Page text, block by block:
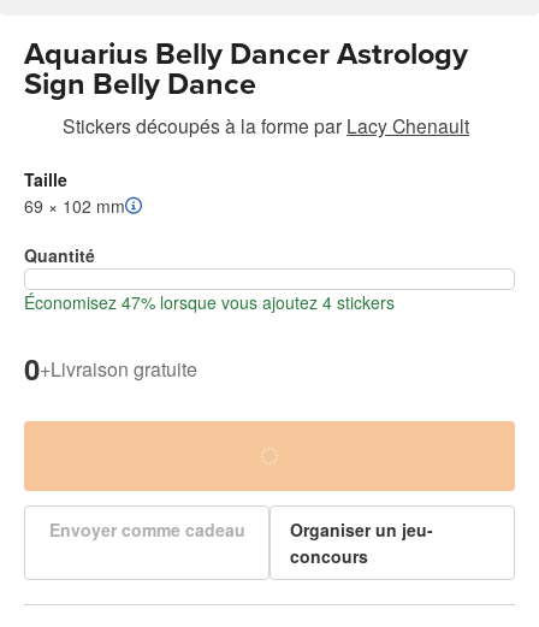
Aquarius Belly Dancer Astrology
Sign Belly Dance
Stickers découpés à la forme par Lacy Chenault
Taille
69 × 102 mm
Quantité
Économisez 47% lorsque vous ajoutez 4 stickers
0+Livraison gratuite
Envoyer comme cadeau
Organiser un jeu-
concours